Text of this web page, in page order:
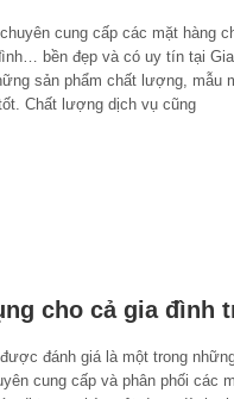
cung cấp các mặt hàng
bền đẹp và có uy tín tại
sản phẩm chất lượng, mẫu
Chất lượng dịch vụ cũng
cho cả gia đình
đánh giá là một trong
cung cấp và phân phối các